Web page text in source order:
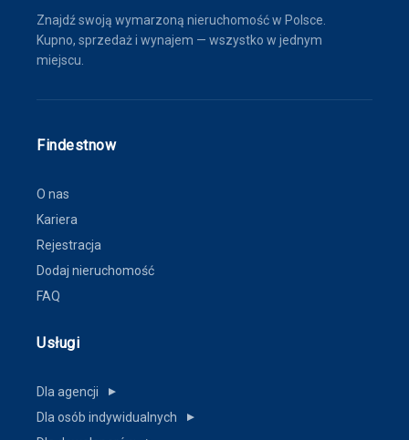
Znajdź swoją wymarzoną nieruchomość w Polsce.
Kupno, sprzedaż i wynajem — wszystko w jednym
miejscu.
Findestnow
O nas
Kariera
Rejestracja
Dodaj nieruchomość
FAQ
Usługi
Dla agencji ▼
Dla osób indywidualnych ▼